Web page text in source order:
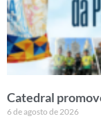
Catedral
6 de agosto de 2026